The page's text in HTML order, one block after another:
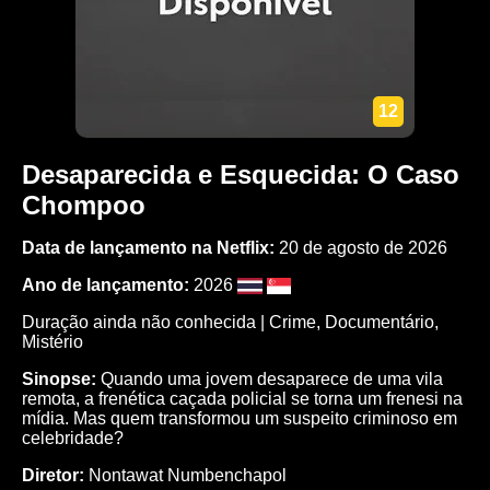
12
Desaparecida e Esquecida: O Caso
Chompoo
Data de lançamento na Netflix: 20 de agosto de 2026
Ano de lançamento: 2026
Duração ainda não conhecida | Crime, Documentário,
Mistério
Sinopse: Quando uma jovem desaparece de uma vila
remota, a frenética caçada policial se torna um frenesi na
mídia. Mas quem transformou um suspeito criminoso em
celebridade?
Diretor: Nontawat Numbenchapol